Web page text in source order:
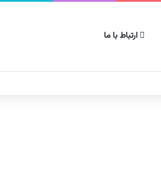
ارتباط با ما